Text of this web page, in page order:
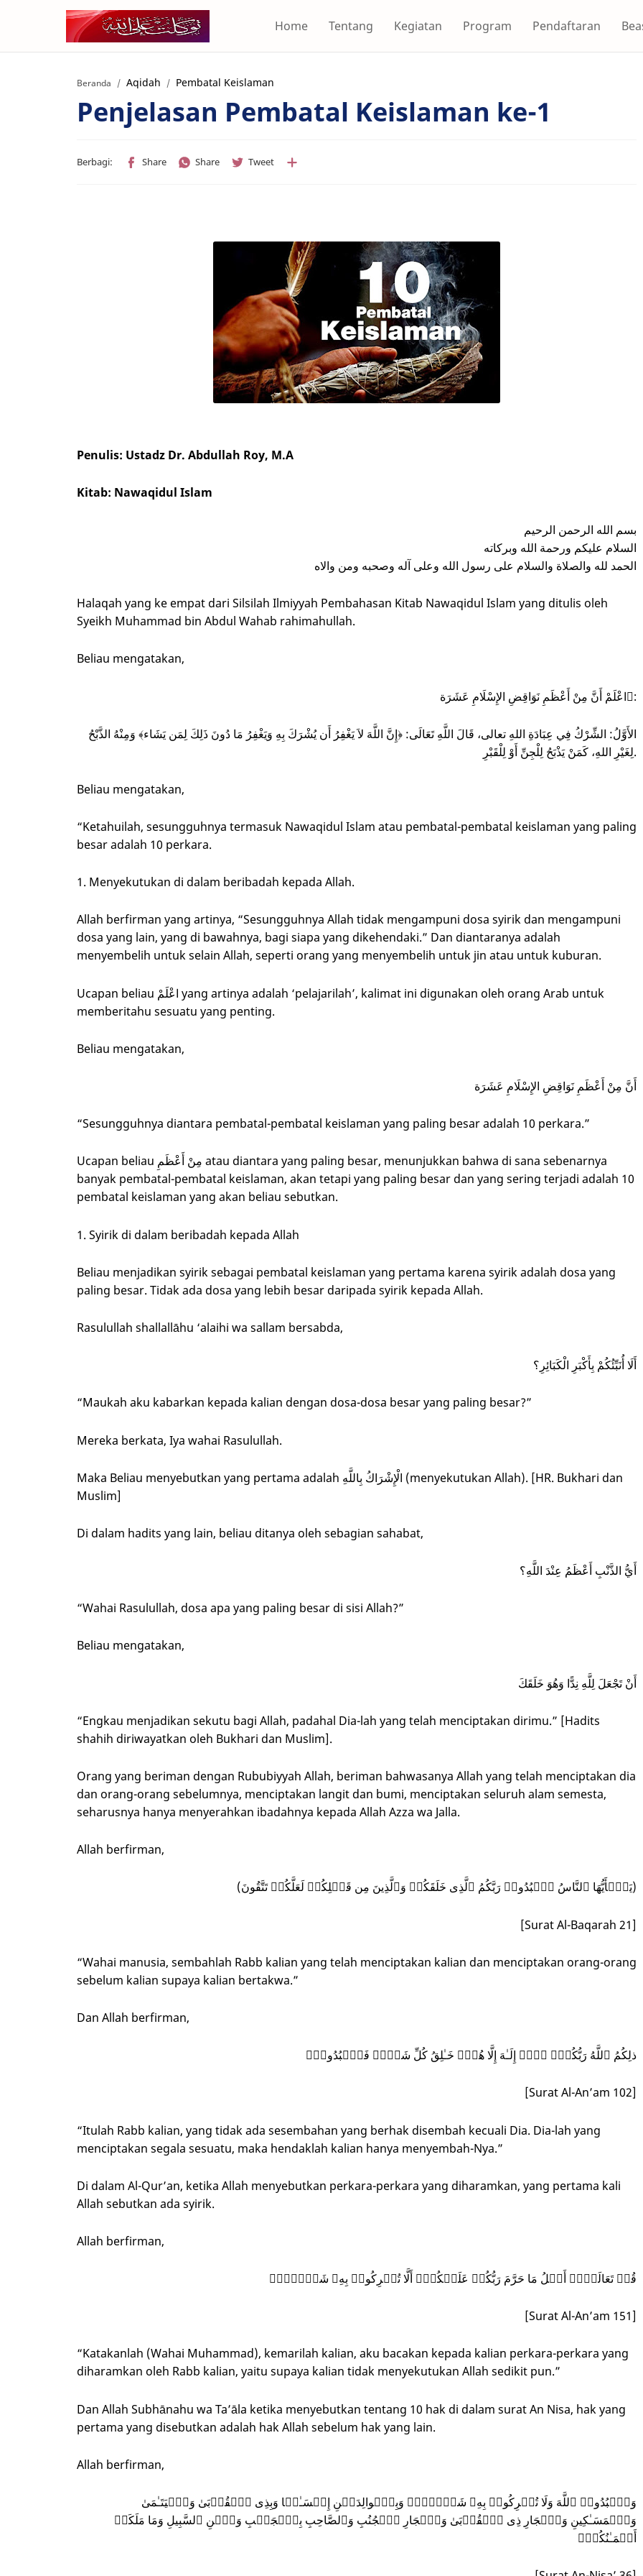
Home Tentang Kegiatan Program Pendaftaran
Beranda Aqidah Pembatal Keislaman
Penjelasan Pembatal Keislaman ke-1
Penulis: Ustadz Dr. Abdullah Roy, M.A
Kitab: Nawaqidul Islam
بسم الله الرحمن الرحيم
السلام عليكم ورحمة الله وبركاته
الحمد لله والصلاة والسلام على رسول الله وعلى آله وصحبه ومن والاه
Halaqah yang ke empat dari Silsilah Ilmiyyah Pembahasan Kitab Nawaqidul Islam yang ditulis oleh
Syeikh Muhammad bin Abdul Wahab rahimahullah.
Beliau mengatakan,
اعْلَمْ أَنَّ مِنْ أَعْظَمِ نَوَاقِضِ الإِسْلَامِ عَشَرَة:ً
الأَوَّلُ: الشِّرْكُ فِي عِبَادَةِ اللهِ تعالى، قَالَ اللَّهِ تَعَالَى: ﴿إِنَّ اللَّهَ لاَ يَغْفِرُ أَن يُشْرَكَ بِهِ وَيَغْفِرُ مَا دُونَ ذَلِكَ لِمَن يَشَاء﴾ وَمِنْهُ الذَّبْحُ
لِغَيْرِ اللهِ، كَمَنْ يَذْبَحُ لِلْجِنِّ أَوْ لِلْقَبْرِ.
Beliau mengatakan,
“Ketahuilah, sesungguhnya termasuk Nawaqidul Islam atau pembatal-pembatal keislaman yang paling
besar adalah 10 perkara.
1. Menyekutukan di dalam beribadah kepada Allah.
Allah berfirman yang artinya, “Sesungguhnya Allah tidak mengampuni dosa syirik dan mengampuni
dosa yang lain, yang di bawahnya, bagi siapa yang dikehendaki.” Dan diantaranya adalah
menyembelih untuk selain Allah, seperti orang yang menyembelih untuk jin atau untuk kuburan.
Ucapan beliau اعْلَمْ yang artinya adalah ‘pelajarilah’, kalimat ini digunakan oleh orang Arab untuk
memberitahu sesuatu yang penting.
Beliau mengatakan,
أَنَّ مِنْ أَعْظَمِ نَوَاقِضِ الإِسْلَامِ عَشَرَة
“Sesungguhnya diantara pembatal-pembatal keislaman yang paling besar adalah 10 perkara.”
Ucapan beliau مِنْ أَعْظَمِ atau diantara yang paling besar, menunjukkan bahwa di sana sebenarnya
banyak pembatal-pembatal keislaman, akan tetapi yang paling besar dan yang sering terjadi adalah 10
pembatal keislaman yang akan beliau sebutkan.
1. Syirik di dalam beribadah kepada Allah
Beliau menjadikan syirik sebagai pembatal keislaman yang pertama karena syirik adalah dosa yang
paling besar. Tidak ada dosa yang lebih besar daripada syirik kepada Allah.
Rasulullah shallallāhu ‘alaihi wa sallam bersabda,
أَلَا أُنَبِّئُكُمْ بِأَكْبَرِ الْكَبَائِرِ؟
“Maukah aku kabarkan kepada kalian dengan dosa-dosa besar yang paling besar?”
Mereka berkata, Iya wahai Rasulullah.
Maka Beliau menyebutkan yang pertama adalah الْإِشْرَاكُ بِاللَّهِ (menyekutukan Allah). [HR. Bukhari dan
Muslim]
Di dalam hadits yang lain, beliau ditanya oleh sebagian sahabat,
أَيُّ الذَّنْبِ أَعْظَمُ عِنْدَ اللَّهِ؟
“Wahai Rasulullah, dosa apa yang paling besar di sisi Allah?”
Beliau mengatakan,
أَنْ تَجْعَلَ لِلَّهِ نِدًّا وَهُوَ خَلَقَكَ
“Engkau menjadikan sekutu bagi Allah, padahal Dia-lah yang telah menciptakan dirimu.” [Hadits
shahih diriwayatkan oleh Bukhari dan Muslim].
Orang yang beriman dengan Rububiyyah Allah, beriman bahwasanya Allah yang telah menciptakan dia
dan orang-orang sebelumnya, menciptakan langit dan bumi, menciptakan seluruh alam semesta,
seharusnya hanya menyerahkan ibadahnya kepada Allah Azza wa Jalla.
Allah berfirman,
(یَـٰۤأَیُّهَا ٱلنَّاسُ ٱعۡبُدُوا۟ رَبَّكُمُ ٱلَّذِی خَلَقَكُمۡ وَٱلَّذِینَ مِن قَبۡلِكُمۡ لَعَلَّكُمۡ تَتَّقُونَ)
[Surat Al-Baqarah 21]
“Wahai manusia, sembahlah Rabb kalian yang telah menciptakan kalian dan menciptakan orang-orang
sebelum kalian supaya kalian bertakwa.”
Dan Allah berfirman,
⁠ذلِكُمُ ٱللَّهُ رَبُّكُمۡۖ لَاۤ إِلَـٰهَ إِلَّا هُوَۖ خَـٰلِقُ كُلِّ شَیۡءࣲ فَٱعۡبُدُوهُۚ
[Surat Al-An’am 102]
“Itulah Rabb kalian, yang tidak ada sesembahan yang berhak disembah kecuali Dia. Dia-lah yang
menciptakan segala sesuatu, maka hendaklah kalian hanya menyembah-Nya.”
Di dalam Al-Qur’an, ketika Allah menyebutkan perkara-perkara yang diharamkan, yang pertama kali
Allah sebutkan ada syirik.
Allah berfirman,
قُلۡ تَعَالَوۡا۟ أَتۡلُ مَا حَرَّمَ رَبُّكُمۡ عَلَیۡكُمۡۖ أَلَّا تُشۡرِكُوا۟ بِهِۦ شَیۡـࣰٔاۖ
[Surat Al-An’am 151]
“Katakanlah (Wahai Muhammad), kemarilah kalian, aku bacakan kepada kalian perkara-perkara yang
diharamkan oleh Rabb kalian, yaitu supaya kalian tidak menyekutukan Allah sedikit pun.”
Dan Allah Subhānahu wa Ta’āla ketika menyebutkan tentang 10 hak di dalam surat An Nisa, hak yang
pertama yang disebutkan adalah hak Allah sebelum hak yang lain.
Allah berfirman,
وَٱعۡبُدُوا۟ ٱللَّهَ وَلَا تُشۡرِكُوا۟ بِهِۦ شَیۡـࣰٔاۖ وَبِٱلۡوا⁠لِدَیۡنِ إِحۡسَـٰنࣰا وَبِذِی ٱلۡقُرۡبَىٰ وَٱلۡیَتَـٰمَىٰ
وَٱلۡمَسَـٰكِینِ وَٱلۡجَارِ ذِی ٱلۡقُرۡبَىٰ وَٱلۡجَارِ ٱلۡجُنُبِ وَٱلصَّاحِبِ بِٱلۡجَنۢبِ وَٱبۡنِ ٱلسَّبِیلِ وَمَا مَلَكَتۡ
أَیۡمَـٰنُكُمۡۗ